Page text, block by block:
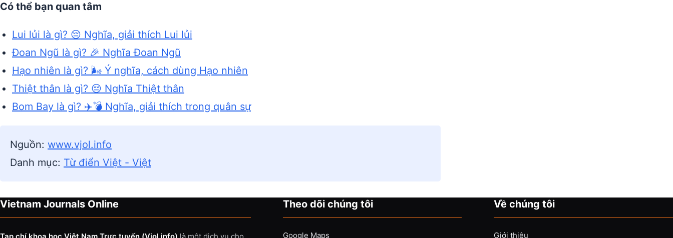
Có thể bạn quan tâm
Lui lủi là gì? 😔 Nghĩa, giải thích Lui lủi
Đoan Ngũ là gì? 🎉 Nghĩa Đoan Ngũ
Hạo nhiên là gì? 🌬️ Ý nghĩa, cách dùng Hạo nhiên
Thiệt thân là gì? 😔 Nghĩa Thiệt thân
Bom Bay là gì? ✈️💣 Nghĩa, giải thích trong quân sự
Nguồn: www.vjol.info
Danh mục: Từ điển Việt - Việt
Vietnam Journals Online Theo dõi chúng tôi
Google Maps
Về chúng tôi
Giới thiệu